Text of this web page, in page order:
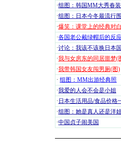
·组图：韩国MM大秀春装
·组图：日本今冬最流行
·爆笑：课堂上的经典对白
·各国老公戴绿帽后的反
·讨论：我该不该换日本
·我与女房东的同居噩梦(
·我带韩国女友闯男厕(图)
· 组图：MM出游经典照
·我爱的人会不会是小姐
· 日本生活用品/食品价格
·组图：她是真人还是洋
·中国贞子闹美国